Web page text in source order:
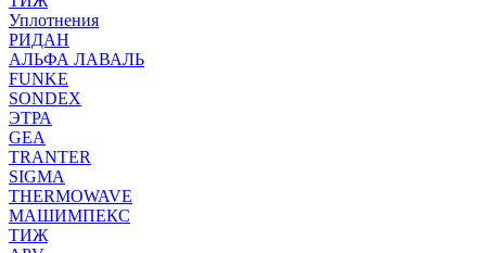
Уплотнения
РИДАН
АЛЬФА ЛАВАЛЬ
FUNKE
SONDEX
ЭТРА
GEA
TRANTER
SIGMA
THERMOWAVE
МАШИМПЕКС
ТИЖ